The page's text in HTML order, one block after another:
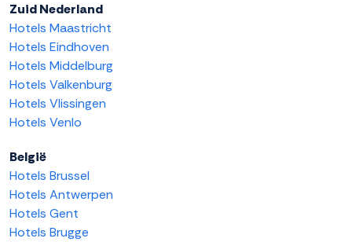
Zuid Nederland
Hotels Maastricht
Hotels Eindhoven
Hotels Middelburg
Hotels Valkenburg
Hotels Vlissingen
Hotels Venlo
België
Hotels Brussel
Hotels Antwerpen
Hotels Gent
Hotels Brugge